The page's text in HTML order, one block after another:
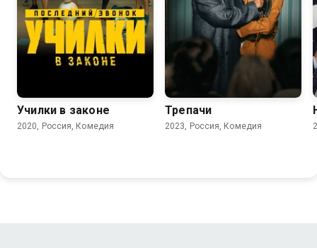
Училки в законе
2020, Россия, Комедия
7.4
Трепачи
2023, Россия, Комедия